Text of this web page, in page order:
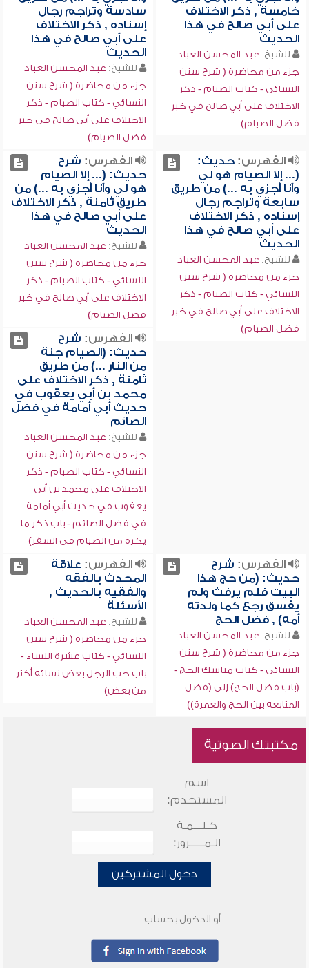
خامسة , ذكر الاختلاف
على أبي صالح في هذا
الحديث
للشيخ: عبد المحسن العباد
جزء من محاضرة ( شرح سنن
النسائي - كتاب الصيام - ذكر
الاختلاف على أبي صالح في خبر
فضل الصيام)
سادسة وتراجم رجال
إسناده , ذكر الاختلاف
على أبي صالح في هذا
الحديث
للشيخ: عبد المحسن العباد
جزء من محاضرة ( شرح سنن
النسائي - كتاب الصيام - ذكر
الاختلاف على أبي صالح في خبر
فضل الصيام)
الفهرس:حديث:
(... إلا الصيام هو لي
وأنا أجزي به ...) من طريق
سابعة وتراجم رجال
إسناده , ذكر الاختلاف
على أبي صالح في هذا
الحديث
للشيخ: عبد المحسن العباد
جزء من محاضرة ( شرح سنن
النسائي - كتاب الصيام - ذكر
الاختلاف على أبي صالح في خبر
فضل الصيام)
الفهرس: شرح
حديث: (... إلا الصيام
هو لي وأنا أجزي به ...) من
طريق ثامنة , ذكر الاختلاف
على أبي صالح في هذا
الحديث
للشيخ: عبد المحسن العباد
جزء من محاضرة ( شرح سنن
النسائي - كتاب الصيام - ذكر
الاختلاف على أبي صالح في خبر
فضل الصيام)
الفهرس: شرح
حديث: (الصيام جنة
من النار ...) من طريق
ثامنة , ذكر الاختلاف على
محمد بن أبي يعقوب في
حديث أبي أمامة في فضل
الصائم
للشيخ: عبد المحسن العباد
جزء من محاضرة ( شرح سنن
النسائي - كتاب الصيام - ذكر
الاختلاف على محمد بن أبي
يعقوب في حديث أبي أمامة
في فضل الصائم - باب ذكر ما
يكره من الصيام في السفر)
الفهرس: شرح
حديث: (من حج هذا
البيت فلم يرفث ولم
يفسق رجع كما ولدته
أمه) , فضل الحج
للشيخ: عبد المحسن العباد
جزء من محاضرة ( شرح سنن
النسائي - كتاب مناسك الحج -
(باب فضل الحج) إلى (فضل
المتابعة بين الحج والعمرة))
الفهرس: علاقة
المحدث بالفقه
والفقيه بالحديث ,
الأسئلة
للشيخ: عبد المحسن العباد
جزء من محاضرة ( شرح سنن
النسائي - كتاب عشرة النساء -
باب حب الرجل بعض نسائه أكثر
من بعض)
مكتبتك الصوتية
اسم
المستخدم:
كـلـــمـة
الـمـــــرور:
دخول المشتركين
أو الدخول بحساب